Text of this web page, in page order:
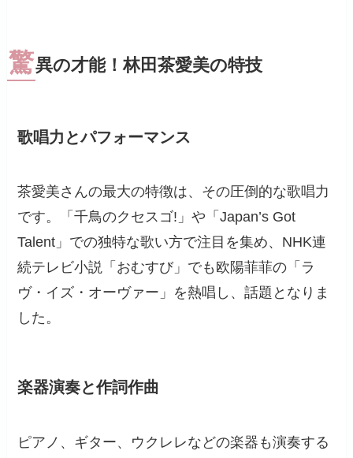
驚異の才能！林田茶愛美の特技
歌唱力とパフォーマンス
茶愛美さんの最大の特徴は、その圧倒的な歌唱力
です。「千鳥のクセスゴ!」や「Japan’s Got
Talent」での独特な歌い方で注目を集め、NHK連
続テレビ小説「おむすび」でも欧陽菲菲の「ラ
ヴ・イズ・オーヴァー」を熱唱し、話題となりま
した。
楽器演奏と作詞作曲
ピアノ、ギター、ウクレレなどの楽器も演奏する